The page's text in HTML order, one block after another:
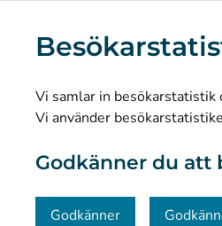
Vi samlar in besökarstatistik
Vi använder
Godkänner du att
Godkänner
Forskning och
Dataskydd och tillgänglighet
Kommunikation och sociala